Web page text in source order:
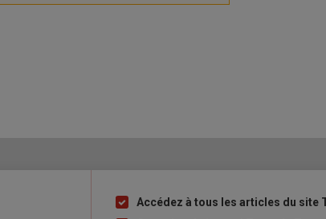
ListeAccédez à tous les articles du site